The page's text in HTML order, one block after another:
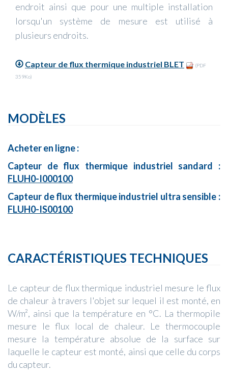
endroit ainsi que pour une multiple installation
lorsqu'un système de mesure est utilisé à
plusieurs endroits.
Capteur de flux thermique industriel BLET
(PDF
359Ko)
MODÈLES
Acheter en ligne :
Capteur de flux thermique industriel sandard :
FLUH0-I000100
Capteur de flux thermique industriel ultra sensible :
FLUH0-IS00100
CARACTÉRISTIQUES TECHNIQUES
Le capteur de flux thermique industriel mesure le flux
de chaleur à travers l'objet sur lequel il est monté, en
W/m², ainsi que la température en °C. La thermopile
mesure le flux local de chaleur. Le thermocouple
mesure la température absolue de la surface sur
laquelle le capteur est monté, ainsi que celle du corps
du capteur.